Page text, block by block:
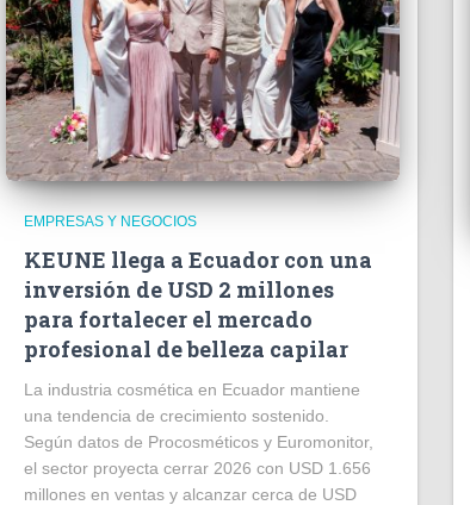
EMPRESAS Y NEGOCIOS
KEUNE llega a Ecuador con una
inversión de USD 2 millones
para fortalecer el mercado
profesional de belleza capilar
La industria cosmética en Ecuador mantiene
una tendencia de crecimiento sostenido.
Según datos de Procosméticos y Euromonitor,
el sector proyecta cerrar 2026 con USD 1.656
millones en ventas y alcanzar cerca de USD